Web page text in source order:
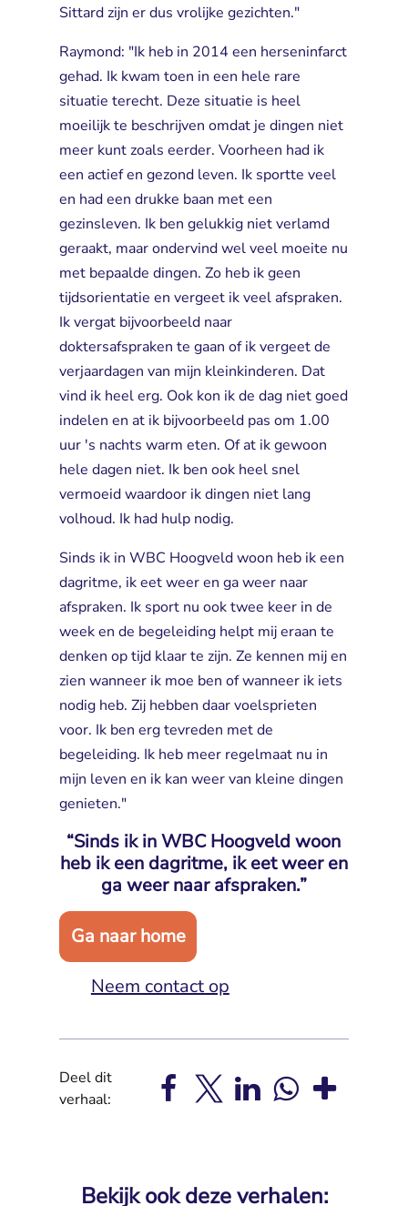
Sittard zijn er dus vrolijke gezichten."
Raymond: "Ik heb in 2014 een herseninfarct
gehad. Ik kwam toen in een hele rare
situatie terecht. Deze situatie is heel
moeilijk te beschrijven omdat je dingen niet
meer kunt zoals eerder. Voorheen had ik
een actief en gezond leven. Ik sportte veel
en had een drukke baan met een
gezinsleven. Ik ben gelukkig niet verlamd
geraakt, maar ondervind wel veel moeite nu
met bepaalde dingen. Zo heb ik geen
tijdsorientatie en vergeet ik veel afspraken.
Ik vergat bijvoorbeeld naar
doktersafspraken te gaan of ik vergeet de
verjaardagen van mijn kleinkinderen. Dat
vind ik heel erg. Ook kon ik de dag niet goed
indelen en at ik bijvoorbeeld pas om 1.00
uur 's nachts warm eten. Of at ik gewoon
hele dagen niet. Ik ben ook heel snel
vermoeid waardoor ik dingen niet lang
volhoud. Ik had hulp nodig.
Sinds ik in WBC Hoogveld woon heb ik een
dagritme, ik eet weer en ga weer naar
afspraken. Ik sport nu ook twee keer in de
week en de begeleiding helpt mij eraan te
denken op tijd klaar te zijn. Ze kennen mij en
zien wanneer ik moe ben of wanneer ik iets
nodig heb. Zij hebben daar voelsprieten
voor. Ik ben erg tevreden met de
begeleiding. Ik heb meer regelmaat nu in
mijn leven en ik kan weer van kleine dingen
genieten."
“Sinds ik in WBC Hoogveld woon
heb ik een dagritme, ik eet weer en
ga weer naar afspraken.”
Ga naar home
Neem contact op
Deel dit
verhaal:
Bekijk ook deze verhalen: